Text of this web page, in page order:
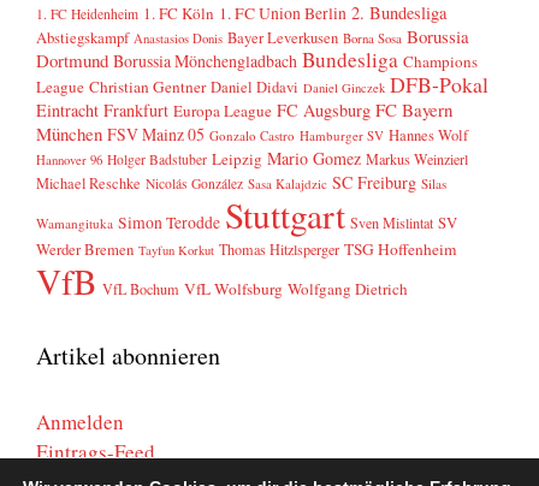
1. FC Heidenheim 1. FC Köln 1. FC Union Berlin 2. Bundesliga
Abstiegskampf Anastasios Donis Bayer Leverkusen Borna Sosa Borussia
Dortmund Borussia Mönchengladbach Bundesliga Champions
League Christian Gentner Daniel Didavi Daniel Ginczek DFB-Pokal
Eintracht Frankfurt Europa League FC Augsburg FC Bayern
München FSV Mainz 05 Gonzalo Castro Hamburger SV Hannes Wolf
Hannover 96 Holger Badstuber Leipzig Mario Gomez Markus Weinzierl
Michael Reschke Nicolás González Sasa Kalajdzic SC Freiburg Silas
Wamangituka Simon Terodde Stuttgart Sven Mislintat SV
Werder Bremen Tayfun Korkut Thomas Hitzlsperger TSG Hoffenheim
VfB VfL Bochum VfL Wolfsburg Wolfgang Dietrich
Artikel abonnieren
Anmelden
Eintrags-Feed